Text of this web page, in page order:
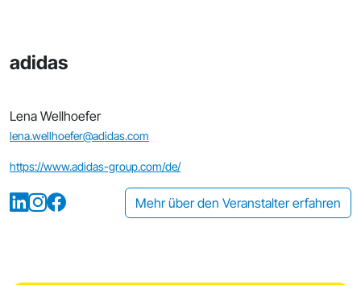
adidas
Lena Wellhoefer
lena.wellhoefer@adidas.com
https://www.adidas-group.com/de/
Mehr über den Veranstalter erfahren